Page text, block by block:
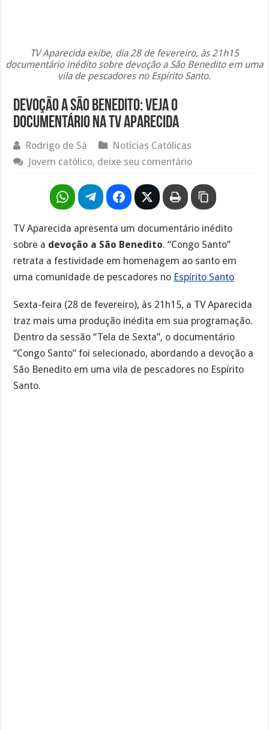
TV Aparecida exibe, dia 28 de fevereiro, às 21h15
documentário inédito sobre devoção a São Benedito em uma
vila de pescadores no Espírito Santo.
Devoção a São Benedito: Veja o
documentário na TV Aparecida
Rodrigo de Sá
Notícias Católicas
Jovem católico, deixe seu comentário
TV Aparecida apresenta um documentário inédito
sobre a devoção a São Benedito. “Congo Santo”
retrata a festividade em homenagem ao santo em
uma comunidade de pescadores no Espírito Santo
Sexta-feira (28 de fevereiro), às 21h15, a TV Aparecida
traz mais uma produção inédita em sua programação.
Dentro da sessão “Tela de Sexta”, o documentário
“Congo Santo” foi selecionado, abordando a devoção a
São Benedito em uma vila de pescadores no Espírito
Santo.